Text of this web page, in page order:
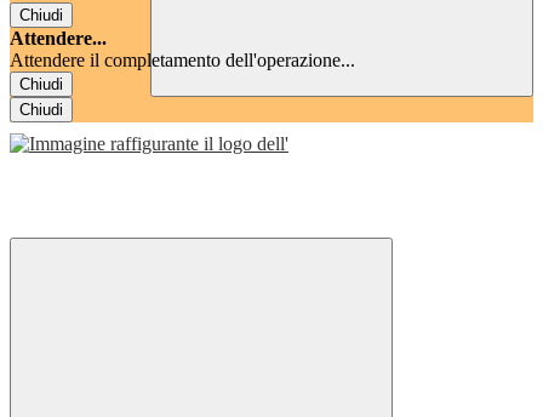
Chiudi
Attendere...
Attendere il completamento dell'operazione...
Chiudi
Chiudi